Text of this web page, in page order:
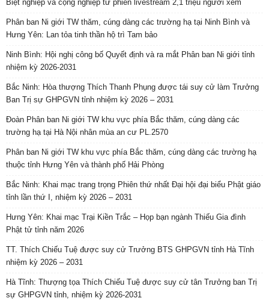
Biệt nghiệp và cộng nghiệp từ phiên livestream 2,1 triệu người xem
Phân ban Ni giới TW thăm, cúng dàng các trường hạ tại Ninh Bình và
Hưng Yên: Lan tỏa tinh thần hộ trì Tam bảo
Ninh Bình: Hội nghị công bố Quyết định và ra mắt Phân ban Ni giới tỉnh
nhiệm kỳ 2026-2031
Bắc Ninh: Hòa thượng Thích Thanh Phụng được tái suy cử làm Trưởng
Ban Trị sự GHPGVN tỉnh nhiệm kỳ 2026 – 2031
Đoàn Phân ban Ni giới TW khu vực phía Bắc thăm, cúng dàng các
trường hạ tại Hà Nội nhân mùa an cư PL.2570
Phân ban Ni giới TW khu vực phía Bắc thăm, cúng dàng các trường hạ
thuộc tỉnh Hưng Yên và thành phố Hải Phòng
Bắc Ninh: Khai mạc trang trọng Phiên thứ nhất Đại hội đại biểu Phật giáo
tỉnh lần thứ I, nhiệm kỳ 2026 – 2031
Hưng Yên: Khai mạc Trại Kiền Trắc – Họp bạn ngành Thiếu Gia đình
Phật tử tỉnh năm 2026
TT. Thích Chiếu Tuệ được suy cử Trưởng BTS GHPGVN tỉnh Hà Tĩnh
nhiệm kỳ 2026 – 2031
Hà Tĩnh: Thượng tọa Thích Chiếu Tuệ được suy cử tân Trưởng ban Trị
sự GHPGVN tỉnh, nhiệm kỳ 2026-2031